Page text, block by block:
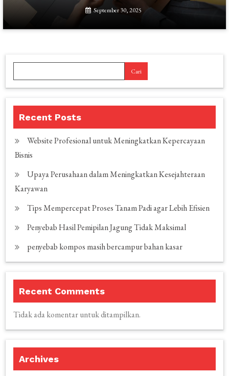
September 30, 2025
Cari
Recent Posts
Website Profesional untuk Meningkatkan Kepercayaan
Bisnis
Upaya Perusahaan dalam Meningkatkan Kesejahteraan
Karyawan
Tips Mempercepat Proses Tanam Padi agar Lebih Efisien
Penyebab Hasil Pemipilan Jagung Tidak Maksimal
penyebab kompos masih bercampur bahan kasar
Recent Comments
Tidak ada komentar untuk ditampilkan.
Archives